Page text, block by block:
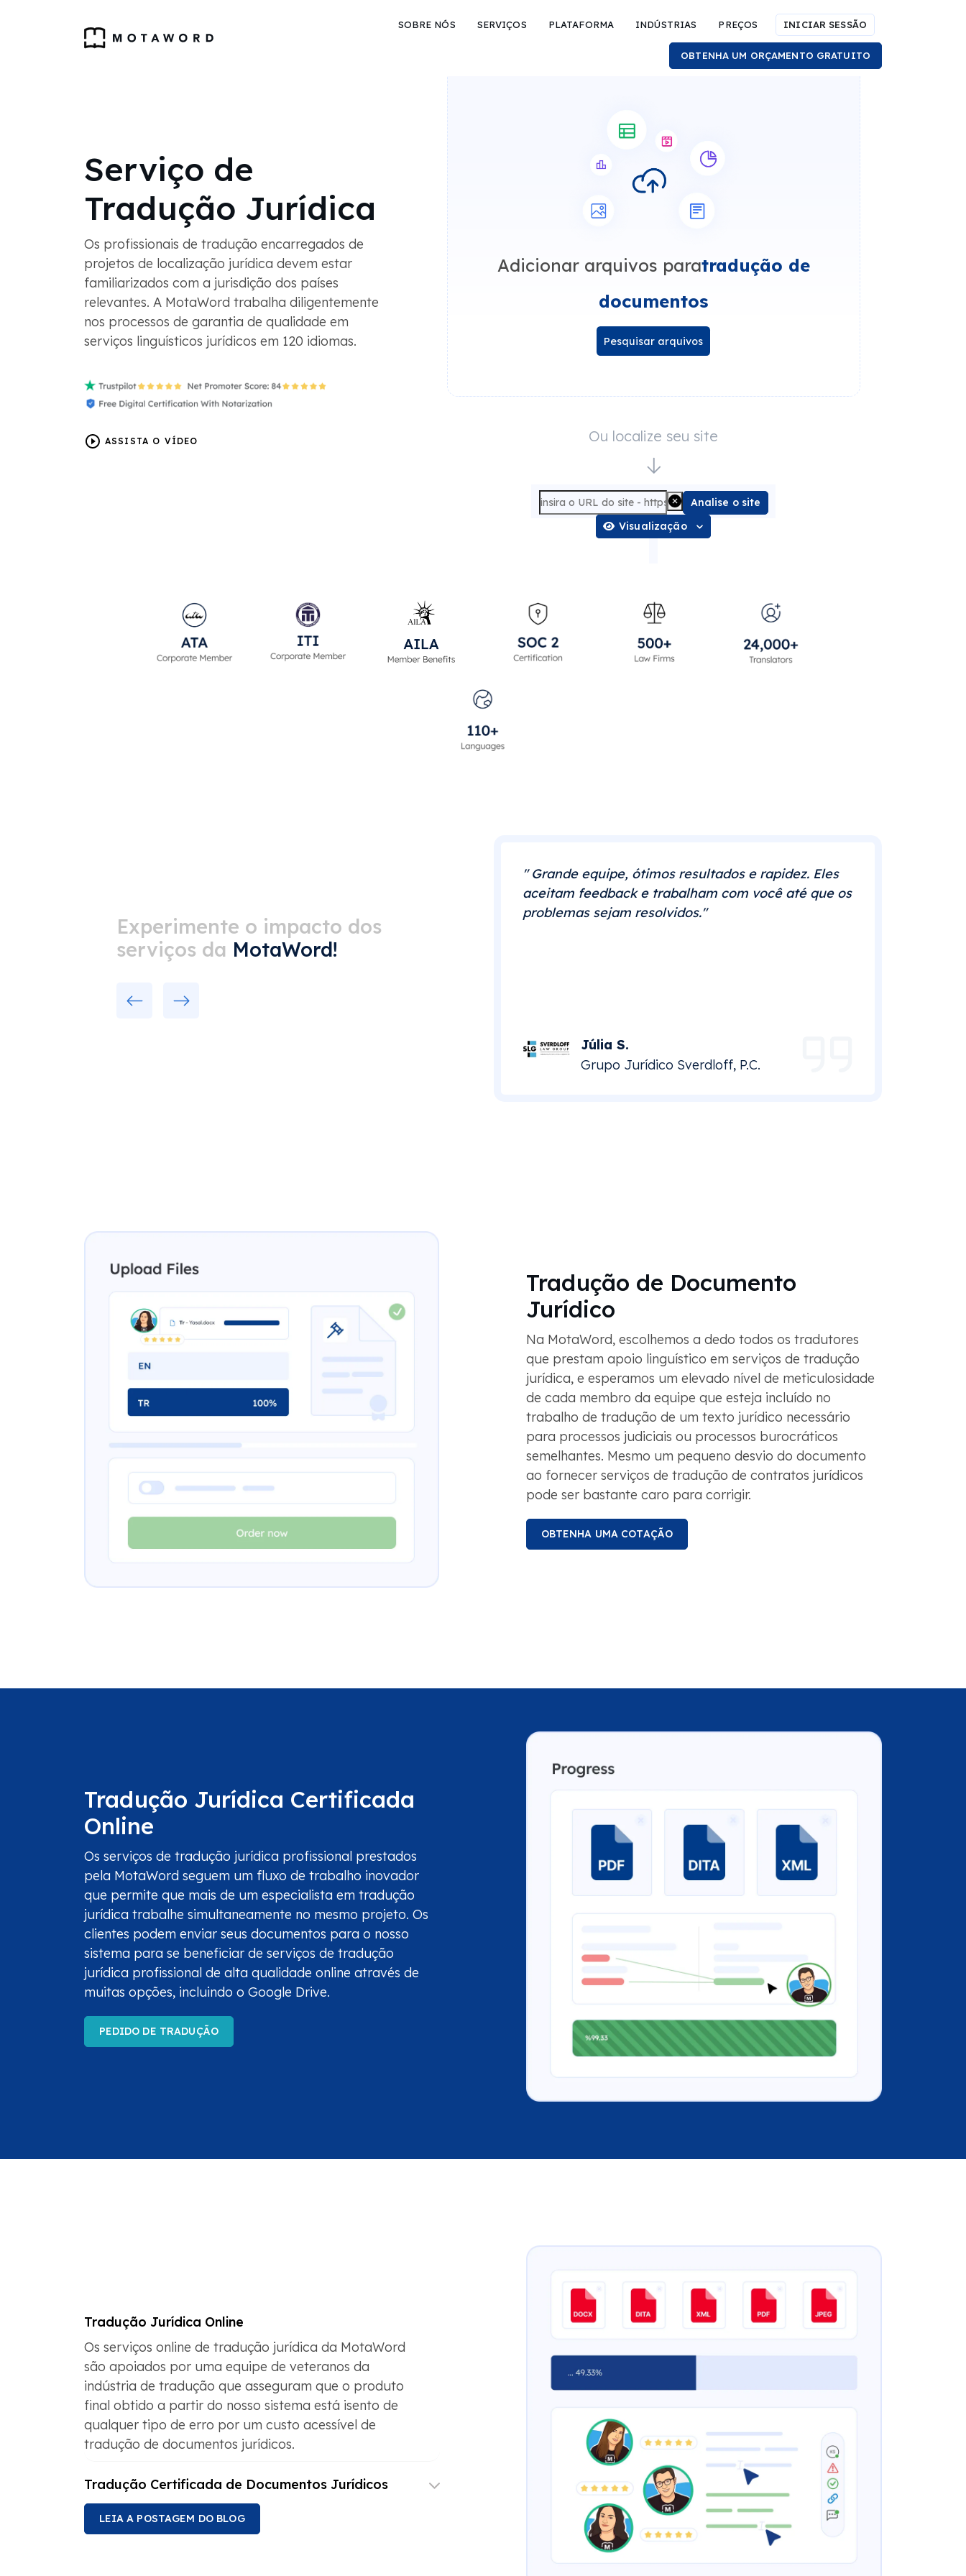
SOBRE NÓS SERVIÇOS PLATAFORMA INDÚSTRIAS PREÇOS INICIAR SESSÃO
OBTENHA UM ORÇAMENTO GRATUITO
Serviço de
Tradução Jurídica
Os profissionais de tradução encarregados de
projetos de localização jurídica devem estar
familiarizados com a jurisdição dos países
relevantes. A MotaWord trabalha diligentemente
nos processos de garantia de qualidade em
serviços linguísticos jurídicos em 120 idiomas.
ASSISTA O VÍDEO
Adicionar arquivos paratradução de
documentos
Pesquisar arquivos
Ou localize seu site
Analise o site
Visualização
Experimente o impacto dos
serviços da MotaWord!
" Grande equipe, ótimos resultados e rapidez. Eles
aceitam feedback e trabalham com você até que os
problemas sejam resolvidos."
Júlia S.
Grupo Jurídico Sverdloff, P.C.
Tradução de Documento
Jurídico
Na MotaWord, escolhemos a dedo todos os tradutores
que prestam apoio linguístico em serviços de tradução
jurídica, e esperamos um elevado nível de meticulosidade
de cada membro da equipe que esteja incluído no
trabalho de tradução de um texto jurídico necessário
para processos judiciais ou processos burocráticos
semelhantes. Mesmo um pequeno desvio do documento
ao fornecer serviços de tradução de contratos jurídicos
pode ser bastante caro para corrigir.
OBTENHA UMA COTAÇÃO
Tradução Jurídica Certificada
Online
Os serviços de tradução jurídica profissional prestados
pela MotaWord seguem um fluxo de trabalho inovador
que permite que mais de um especialista em tradução
jurídica trabalhe simultaneamente no mesmo projeto. Os
clientes podem enviar seus documentos para o nosso
sistema para se beneficiar de serviços de tradução
jurídica profissional de alta qualidade online através de
muitas opções, incluindo o Google Drive.
PEDIDO DE TRADUÇÃO
Tradução Jurídica Online
Os serviços online de tradução jurídica da MotaWord
são apoiados por uma equipe de veteranos da
indústria de tradução que asseguram que o produto
final obtido a partir do nosso sistema está isento de
qualquer tipo de erro por um custo acessível de
tradução de documentos jurídicos.
Tradução Certificada de Documentos Jurídicos
LEIA A POSTAGEM DO BLOG